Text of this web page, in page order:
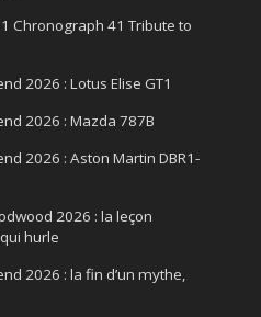
Chronograph 41 Tribute to
2026 : Lotus Elise GT1
2026 : Mazda 787B
2026 : Aston Martin DBR1-
2026 : la leçon
hurle
2026 : la fin d’un mythe,